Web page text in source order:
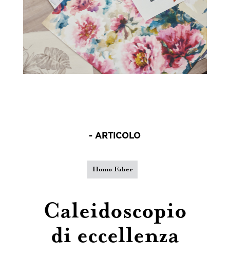
- ARTICOLO
Homo Faber
Caleidoscopio
di eccellenza